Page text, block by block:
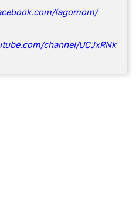
fagomom/
channel/UCJxRNk